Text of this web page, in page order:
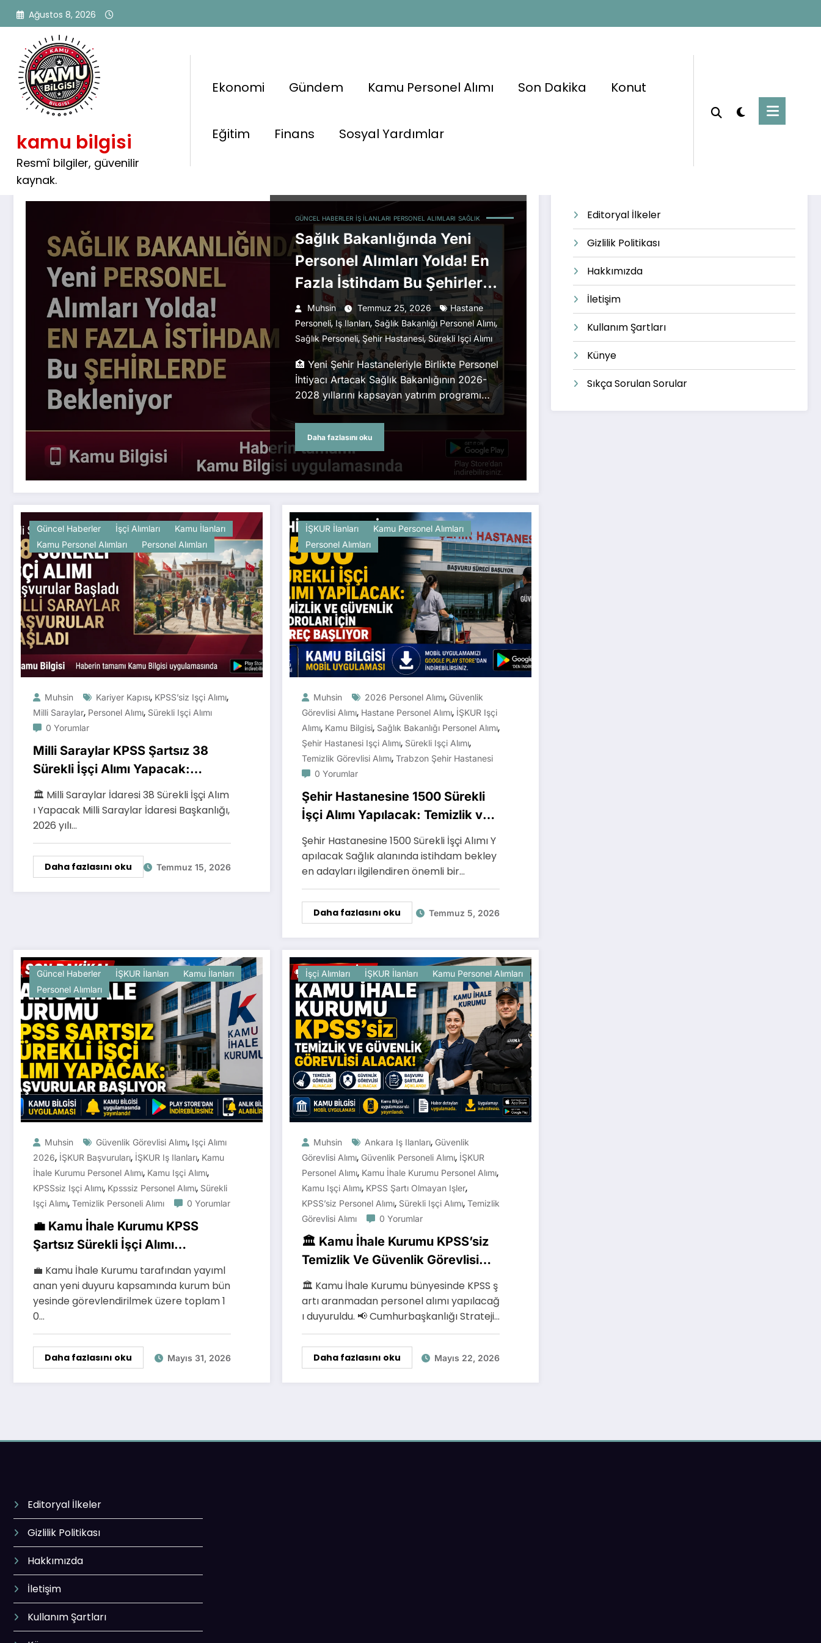
İçeriğe
atla
Ağustos 8, 2026
kamu bilgisi
Resmî bilgiler, güvenilir
kaynak.
Ekonomi Gündem Kamu Personel Alımı Son Dakika Konut
Eğitim Finans Sosyal Yardımlar
Etiket: sürekli işçi alımı sürekli işçi alımı
GÜNCEL HABERLER İŞ İLANLARI PERSONEL ALIMLARI SAĞLIK
Sağlık Bakanlığında Yeni
Personel Alımları Yolda! En
Fazla İstihdam Bu Şehirlerde
Bekleniyor
Muhsin Temmuz 25, 2026
Hastane
Personeli, Iş Ilanları, Sağlık Bakanlığı Personel Alımı,
Sağlık Personeli,Şehir Hastanesi,Sürekli Işçi Alımı
🏥 Yeni Şehir Hastaneleriyle Birlikte Personel
İhtiyacı Artacak Sağlık Bakanlığının 2026-
2028 yıllarını kapsayan yatırım programı…
Daha fazlasını oku
Güncel Haberler İşçi Alımları
Kamu İlanları
Kamu Personel Alımları
Personel Alımları
Muhsin Kariyer Kapısı, KPSS’siz Işçi Alımı,
Milli Saraylar, Personel Alımı, Sürekli Işçi Alımı
0 Yorumlar
Milli Saraylar KPSS Şartsız 38
Sürekli İşçi Alımı Yapacak:
Başvurular Başladı
🏛️ Milli Saraylar İdaresi 38 Sürekli İşçi Alım
ı Yapacak Milli Saraylar İdaresi Başkanlığı,
2026 yılı…
Daha fazlasını oku Temmuz 15, 2026
İŞKUR İlanları
Kamu Personel Alımları
Personel Alımları
Muhsin 2026 Personel Alımı, Güvenlik
Görevlisi Alımı, Hastane Personel Alımı, İŞKUR Işçi
Alımı, Kamu Bilgisi, Sağlık Bakanlığı Personel Alımı,
Şehir Hastanesi Işçi Alımı, Sürekli Işçi Alımı,
Temizlik Görevlisi Alımı, Trabzon Şehir Hastanesi
0 Yorumlar
Şehir Hastanesine 1500 Sürekli
İşçi Alımı Yapılacak: Temizlik ve
Güvenlik Kadroları İçin Süreç
Başlıyor
Şehir Hastanesine 1500 Sürekli İşçi Alımı Y
apılacak Sağlık alanında istihdam bekley
en adayları ilgilendiren önemli bir…
Daha fazlasını oku Temmuz 5, 2026
Güncel Haberler İŞKUR İlanları
Kamu İlanları
Personel Alımları
Muhsin Güvenlik Görevlisi Alımı, Işçi Alımı
2026, İŞKUR Başvuruları, İŞKUR Iş Ilanları, Kamu
İhale Kurumu Personel Alımı, Kamu Işçi Alımı,
KPSSsiz Işçi Alımı, Kpsssiz Personel Alımı, Sürekli
Işçi Alımı, Temizlik Personeli Alımı 0 Yorumlar
💼 Kamu İhale Kurumu KPSS
Şartsız Sürekli İşçi Alımı
Yapacak: Başvurular Başlıyor
💼 Kamu İhale Kurumu tarafından yayıml
anan yeni duyuru kapsamında kurum bün
yesinde görevlendirilmek üzere toplam 1
0…
Daha fazlasını oku Mayıs 31, 2026
İşçi Alımları İŞKUR İlanları Kamu Personel Alımları
Muhsin Ankara Iş Ilanları, Güvenlik
Görevlisi Alımı, Güvenlik Personeli Alımı, İŞKUR
Personel Alımı, Kamu İhale Kurumu Personel Alımı,
Kamu Işçi Alımı, KPSS Şartı Olmayan Işler,
KPSS’siz Personel Alımı, Sürekli Işçi Alımı, Temizlik
Görevlisi Alımı
0 Yorumlar
🏛️ Kamu İhale Kurumu KPSS’siz
Temizlik Ve Güvenlik Görevlisi
Alacak
🏛️ Kamu İhale Kurumu bünyesinde KPSS ş
artı aranmadan personel alımı yapılacağ
ı duyuruldu. 📢 Cumhurbaşkanlığı Strateji…
Daha fazlasını oku Mayıs 22, 2026
Editoryal İlkeler
Gizlilik Politikası
Hakkımızda
İletişim
Kullanım Şartları
Künye
Sıkça Sorulan Sorular
Editoryal İlkeler
Gizlilik Politikası
Hakkımızda
İletişim
Kullanım Şartları